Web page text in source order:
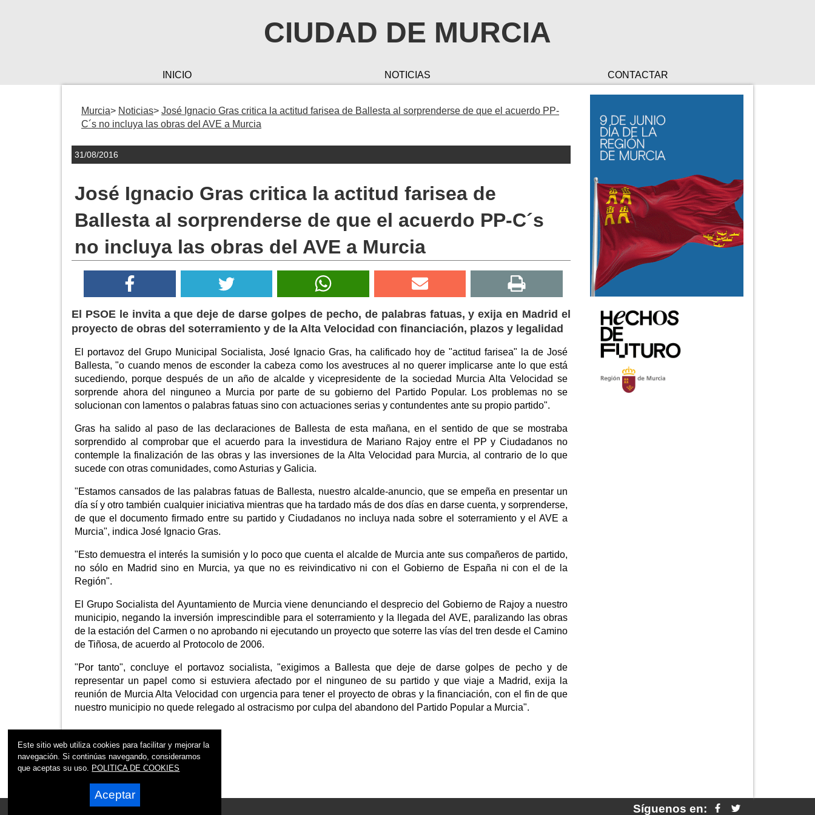
CIUDAD DE MURCIA
INICIO NOTICIAS CONTACTAR
Murcia Noticias
José Ignacio Gras critica la actitud farisea de Ballesta al sorprenderse de que el acuerdo PP-
C´s no incluya las obras del AVE a Murcia
31/08/2016
José Ignacio Gras critica la actitud farisea de
Ballesta al sorprenderse de que el acuerdo PP-C´s
no incluya las obras del AVE a Murcia
El PSOE le invita a que deje de darse golpes de pecho, de palabras fatuas, y exija en Madrid el
proyecto de obras del soterramiento y de la Alta Velocidad con financiación, plazos y legalidad
El portavoz del Grupo Municipal Socialista, José Ignacio Gras, ha calificado hoy de "actitud farisea" la de José
Ballesta, "o cuando menos de esconder la cabeza como los avestruces al no querer implicarse ante lo que está
sucediendo, porque después de un año de alcalde y vicepresidente de la sociedad Murcia Alta Velocidad se
sorprende ahora del ninguneo a Murcia por parte de su gobierno del Partido Popular. Los problemas no se
solucionan con lamentos o palabras fatuas sino con actuaciones serias y contundentes ante su propio partido".
Gras ha salido al paso de las declaraciones de Ballesta de esta mañana, en el sentido de que se mostraba
sorprendido al comprobar que el acuerdo para la investidura de Mariano Rajoy entre el PP y Ciudadanos no
contemple la finalización de las obras y las inversiones de la Alta Velocidad para Murcia, al contrario de lo que
sucede con otras comunidades, como Asturias y Galicia.
"Estamos cansados de las palabras fatuas de Ballesta, nuestro alcalde-anuncio, que se empeña en presentar un
día sí y otro también cualquier iniciativa mientras que ha tardado más de dos días en darse cuenta, y sorprenderse,
de que el documento firmado entre su partido y Ciudadanos no incluya nada sobre el soterramiento y el AVE a
Murcia", indica José Ignacio Gras.
"Esto demuestra el interés la sumisión y lo poco que cuenta el alcalde de Murcia ante sus compañeros de partido,
no sólo en Madrid sino en Murcia, ya que no es reivindicativo ni con el Gobierno de España ni con el de la
Región".
El Grupo Socialista del Ayuntamiento de Murcia viene denunciando el desprecio del Gobierno de Rajoy a nuestro
municipio, negando la inversión imprescindible para el soterramiento y la llegada del AVE, paralizando las obras
de la estación del Carmen o no aprobando ni ejecutando un proyecto que soterre las vías del tren desde el Camino
de Tiñosa, de acuerdo al Protocolo de 2006.
"Por tanto", concluye el portavoz socialista, "exigimos a Ballesta que deje de darse golpes de pecho y de
representar un papel como si estuviera afectado por el ninguneo de su partido y que viaje a Madrid, exija la
reunión de Murcia Alta Velocidad con urgencia para tener el proyecto de obras y la financiación, con el fin de que
nuestro municipio no quede relegado al ostracismo por culpa del abandono del Partido Popular a Murcia".
Fuente: PSOE Murcia
Síguenos en:
Este sitio web utiliza cookies para facilitar y mejorar la
navegación. Si continúas navegando, consideramos
que aceptas su uso. POLITICA DE COOKIES
Aceptar